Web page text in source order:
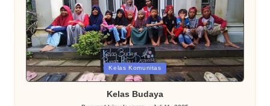
Posted
in
Kelas Komunitas
Kelas Budaya